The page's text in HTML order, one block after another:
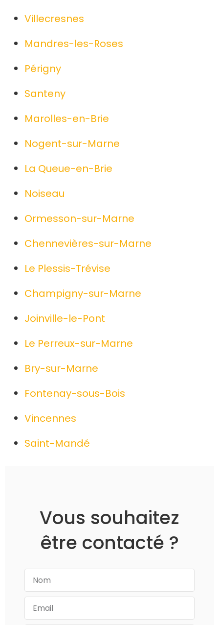
Villecresnes
Mandres-les-Roses
Périgny
Santeny
Marolles-en-Brie
Nogent-sur-Marne
La Queue-en-Brie
Noiseau
Ormesson-sur-Marne
Chennevières-sur-Marne
Le Plessis-Trévise
Champigny-sur-Marne
Joinville-le-Pont
Le Perreux-sur-Marne
Bry-sur-Marne
Fontenay-sous-Bois
Vincennes
Saint-Mandé
Vous souhaitez
être contacté ?